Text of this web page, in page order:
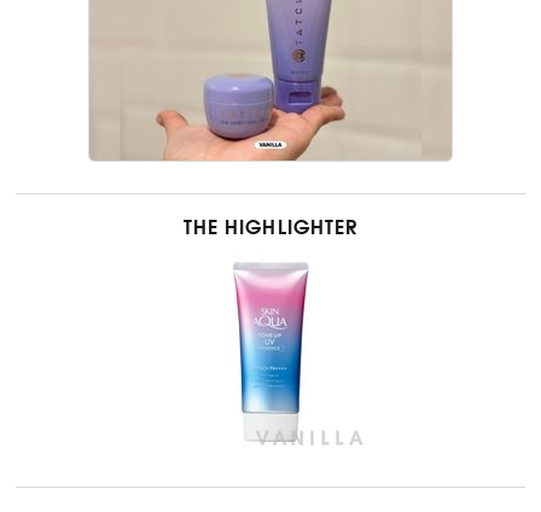
THE HIGHLIGHTER